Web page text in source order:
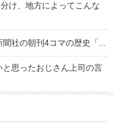
け、地方によってこんな
社の朝刊4コマの歴史「...
思ったおじさん上司の言